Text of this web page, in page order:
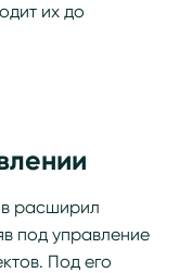
их до
расширил
под управление
Под его